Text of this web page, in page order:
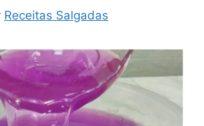
Receitas Salgadas